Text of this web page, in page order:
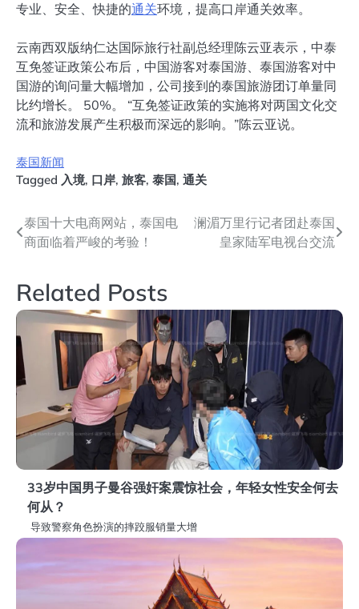
专业、安全、快捷的通关环境，提高口岸通关效率。
云南西双版纳仁达国际旅行社副总经理陈云亚表示，中泰
互免签证政策公布后，中国游客对泰国游、泰国游客对中
国游的询问量大幅增加，公司接到的泰国旅游团订单量同
比约增长。 50%。 “互免签证政策的实施将对两国文化交
流和旅游发展产生积极而深远的影响。”陈云亚说。
泰国新闻
Tagged 入境, 口岸, 旅客, 泰国, 通关
文
章
导
航
泰国十大电商网站，泰国电
商面临着严峻的考验！
澜湄万里行记者团赴泰国
皇家陆军电视台交流
Related Posts
33岁中国男子曼谷强奸案震惊社会，年轻女性安全何去
何从？
导致警察角色扮演的摔跤服​销量大增